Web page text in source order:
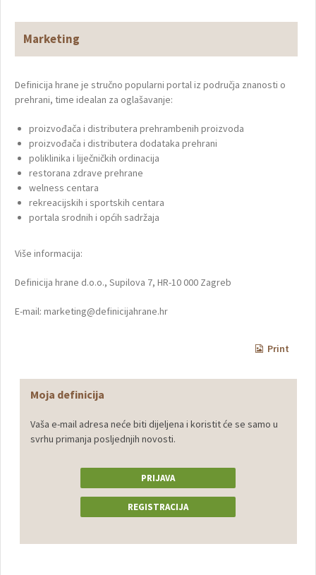
Marketing
Definicija hrane je stručno popularni portal iz područja znanosti o
prehrani, time idealan za oglašavanje:
proizvođača i distributera prehrambenih proizvoda
proizvođača i distributera dodataka prehrani
poliklinika i liječničkih ordinacija
restorana zdrave prehrane
welness centara
rekreacijskih i sportskih centara
portala srodnih i općih sadržaja
Više informacija:
Definicija hrane d.o.o., Supilova 7, HR-10 000 Zagreb
E-mail: marketing@definicijahrane.hr
Print
Moja definicija
Vaša e-mail adresa neće biti dijeljena i koristit će se samo u
svrhu primanja posljednjih novosti.
PRIJAVA
REGISTRACIJA